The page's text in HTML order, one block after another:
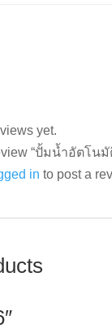
yet.
“ปั้มน้ำอัตโนมั
in to post a